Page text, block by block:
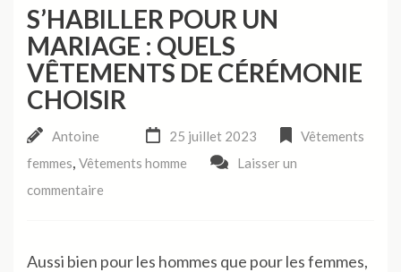
S’HABILLER POUR UN
MARIAGE : QUELS
VÊTEMENTS DE CÉRÉMONIE
CHOISIR
Antoine 25 juillet 2023
Vêtements
femmes, Vêtements homme
Laisser un
commentaire
Aussi bien pour les hommes que pour les femmes,